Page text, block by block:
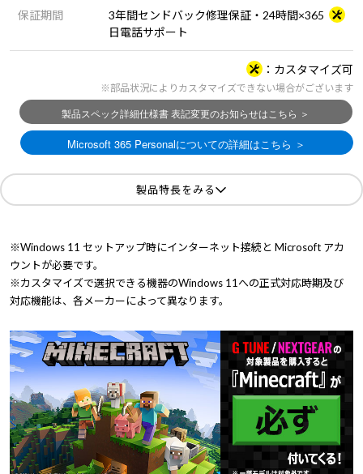
保証期間
3年間センドバック修理保証・24時間×365
日電話サポート
カスタマイズ可
※部品状況によりカスタマイズできない場合がございます
製品特長をみる
※Windows 11 セットアップ時にインターネット接続と Microsoft アカ
ウントが必要です。
※カスタマイズで選択できる機器のWindows 11への正式対応時期及び
対応機能は、各メーカーによって異なります。